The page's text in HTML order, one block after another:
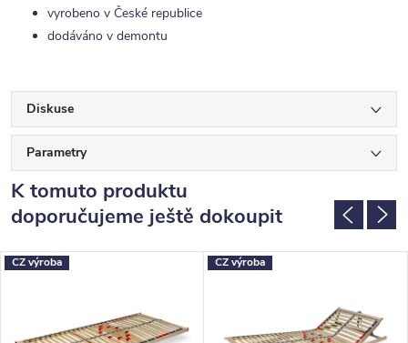
vyrobeno v České republice
dodáváno v demontu
Diskuse
Parametry
K tomuto produktu
doporučujeme ještě dokoupit
CZ výroba CZ výroba